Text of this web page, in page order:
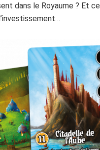
dans le Royaume ? Et